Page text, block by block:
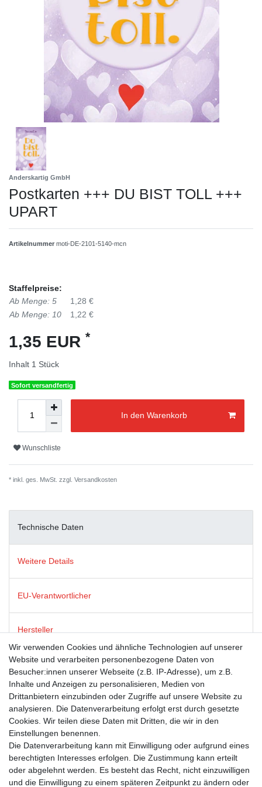
Anderskartig GmbH
Postkarten +++ DU BIST TOLL +++
UPART
Artikelnummer moti-DE-2101-5140-mcn
Staffelpreise:
Ab Menge: 5
1,28 €
Ab Menge: 10
1,22 €
1,35 EUR *
Inhalt 1 Stück
Sofort versandfertig
In den Warenkorb
Wunschliste
* inkl. ges. MwSt. zzgl. Versandkosten
Technische Daten
Weitere Details
EU-Verantwortlicher
Hersteller
Dies ist ein Produkt der Firma modern times, die für ein breites
(und oft schelmisches) Grinsen an tausenden Postkarten-
Ständern in Deutschland, Österreich und der Schweiz sorgt.
Neben humorvollen Postkarten steht ebenso für Post- und
Grußkarten mit renommierten Lizenzthemen wie GEO,
Sandmann und die Sendung mit der Maus. Das Sortiment runden
ausgesuchte, witzige Geschenkartikel ab.
Wir verwenden Cookies und ähnliche Technologien auf unserer
Website und verarbeiten personenbezogene Daten von
Besucher:innen unserer Webseite (z.B. IP-Adresse), um z.B.
Inhalte und Anzeigen zu personalisieren, Medien von
Drittanbietern einzubinden oder Zugriffe auf unsere Website zu
analysieren. Die Datenverarbeitung erfolgt erst durch gesetzte
Cookies. Wir teilen diese Daten mit Dritten, die wir in den
Einstellungen benennen.
Die Datenverarbeitung kann mit Einwilligung oder aufgrund eines
berechtigten Interesses erfolgen. Die Zustimmung kann erteilt
oder abgelehnt werden. Es besteht das Recht, nicht einzuwilligen
und die Einwilligung zu einem späteren Zeitpunkt zu ändern oder